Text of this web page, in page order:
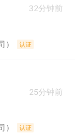
32分钟前
认证
25分钟前
认证